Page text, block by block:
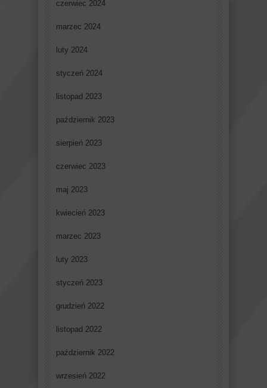
czerwiec 2024
marzec 2024
luty 2024
styczeń 2024
listopad 2023
październik 2023
sierpień 2023
czerwiec 2023
maj 2023
kwiecień 2023
marzec 2023
luty 2023
styczeń 2023
grudzień 2022
listopad 2022
październik 2022
wrzesień 2022